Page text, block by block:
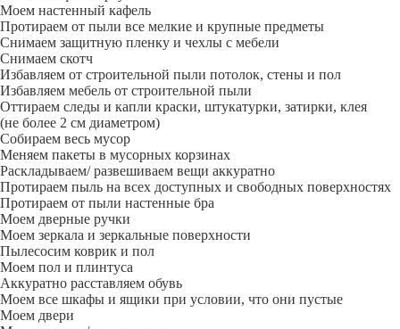
Моем настенный кафель
Протираем от пыли все мелкие и крупные предметы
Снимаем защитную пленку и чехлы с мебели
Снимаем скотч
Избавляем от строительной пыли потолок, стены и пол
Избавляем мебель от строительной пыли
Оттираем следы и капли краски, штукатурки, затирки, клея
(не более 2 см диаметром)
Собираем весь мусор
Меняем пакеты в мусорных корзинах
Раскладываем/ развешиваем вещи аккуратно
Протираем пыль на всех доступных и свободных поверхностях
Протираем от пыли настенные бра
Моем дверные ручки
Моем зеркала и зеркальные поверхности
Пылесосим коврик и пол
Моем пол и плинтуса
Аккуратно расставляем обувь
Моем все шкафы и ящики при условии, что они пустые
Моем двери